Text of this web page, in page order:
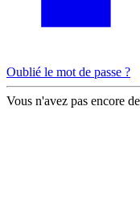
Oublié le mot de passe ?
Vous n'avez pas encore